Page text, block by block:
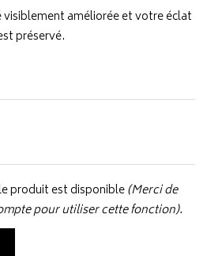
améliorée et votre éclat
préservé.
produit est disponible(Merci de
pour utiliser cette fonction).